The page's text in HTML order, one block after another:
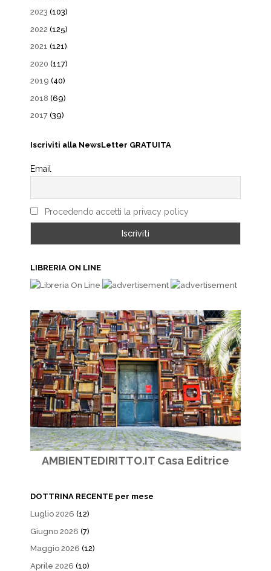
2023 (103)
2022 (125)
2021 (121)
2020 (117)
2019 (40)
2018 (69)
2017 (39)
Iscriviti alla NewsLetter GRATUITA
Email
Procedendo accetti la privacy policy
LIBRERIA ON LINE
AMBIENTEDIRITTO.IT Casa Editrice
DOTTRINA RECENTE per mese
Luglio 2026 (12)
Giugno 2026 (7)
Maggio 2026 (12)
Aprile 2026 (10)